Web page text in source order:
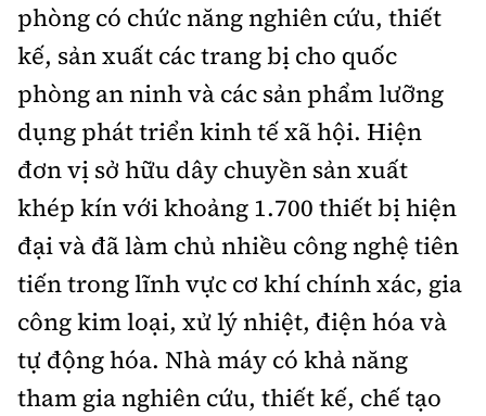
phòng có chức năng nghiên cứu, thiết
kế, sản xuất các trang bị cho quốc
phòng an ninh và các sản phẩm lưỡng
dụng phát triển kinh tế xã hội. Hiện
đơn vị sở hữu dây chuyền sản xuất
khép kín với khoảng 1.700 thiết bị hiện
đại và đã làm chủ nhiều công nghệ tiên
tiến trong lĩnh vực cơ khí chính xác, gia
công kim loại, xử lý nhiệt, điện hóa và
tự động hóa. Nhà máy có khả năng
tham gia nghiên cứu, thiết kế, chế tạo